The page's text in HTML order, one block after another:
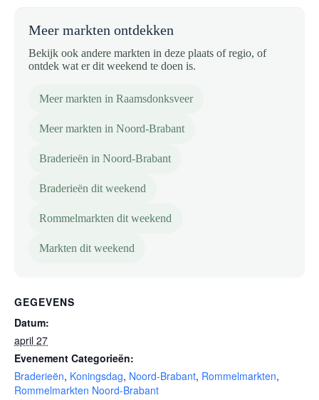
Meer markten ontdekken
Bekijk ook andere markten in deze plaats of regio, of
ontdek wat er dit weekend te doen is.
Meer markten in Raamsdonksveer
Meer markten in Noord-Brabant
Braderieën in Noord-Brabant
Braderieën dit weekend
Rommelmarkten dit weekend
Markten dit weekend
GEGEVENS
Datum:
april 27
Evenement Categorieën:
Braderieën, Koningsdag, Noord-Brabant, Rommelmarkten,
Rommelmarkten Noord-Brabant